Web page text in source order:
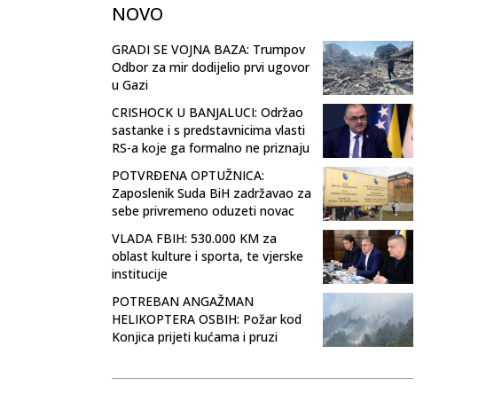
NOVO
GRADI SE VOJNA BAZA: Trumpov
Odbor za mir dodijelio prvi ugovor
u Gazi
CRISHOCK U BANJALUCI: Održao
sastanke i s predstavnicima vlasti
RS-a koje ga formalno ne priznaju
POTVRĐENA OPTUŽNICA:
Zaposlenik Suda BiH zadržavao za
sebe privremeno oduzeti novac
VLADA FBIH: 530.000 KM za
oblast kulture i sporta, te vjerske
institucije
POTREBAN ANGAŽMAN
HELIKOPTERA OSBIH: Požar kod
Konjica prijeti kućama i pruzi